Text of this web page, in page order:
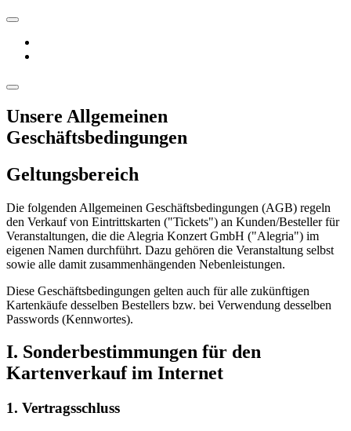
Unsere Allgemeinen
Geschäftsbedingungen
Geltungsbereich
Die folgenden Allgemeinen Geschäftsbedingungen (AGB) regeln
den Verkauf von Eintrittskarten ("Tickets") an Kunden/Besteller für
Veranstaltungen, die die Alegria Konzert GmbH ("Alegria") im
eigenen Namen durchführt. Dazu gehören die Veranstaltung selbst
sowie alle damit zusammenhängenden Nebenleistungen.
Diese Geschäftsbedingungen gelten auch für alle zukünftigen
Kartenkäufe desselben Bestellers bzw. bei Verwendung desselben
Passwords (Kennwortes).
I. Sonderbestimmungen für den
Kartenverkauf im Internet
1. Vertragsschluss